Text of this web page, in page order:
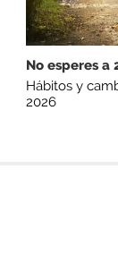
No esperes a
Hábitos y
2026